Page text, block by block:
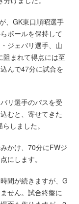
、GK東口順昭選手
ボールを保持して
ジェバリ選手、山
阻まれて得点には至
んで47分に試合を
リ選手のパスを受
むと、寄せてきた
しました。
かけ、70分にFWジ
にします。
間が続きますが、G
せん。試合終盤に